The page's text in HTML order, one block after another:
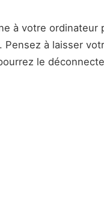
à votre ordinateur
Pensez à laisser
le